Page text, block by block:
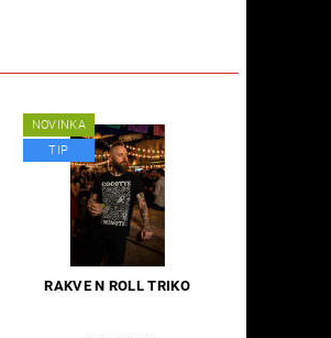
NOVINKA
TIP
RAKVE N ROLL TRIKO